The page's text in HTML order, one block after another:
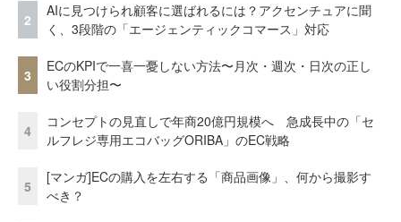
2
AIに見つけられ顧客に選ばれるには？アクセンチュアに聞
く、3段階の「エージェンティックコマース」対応
3
ECのKPIで一喜一憂しない方法〜月次・週次・日次の正し
い役割分担〜
4
コンセプトの見直しで年商20億円規模へ 急成長中の「セ
ルフレジ専用エコバッグORIBA」のEC戦略
5
[マンガ]ECの購入を左右する「商品画像」、何から撮影す
べき？